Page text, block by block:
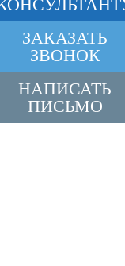
ЗАКАЗАТЬ
ЗВОНОК
НАПИСАТЬ
ПИСЬМО